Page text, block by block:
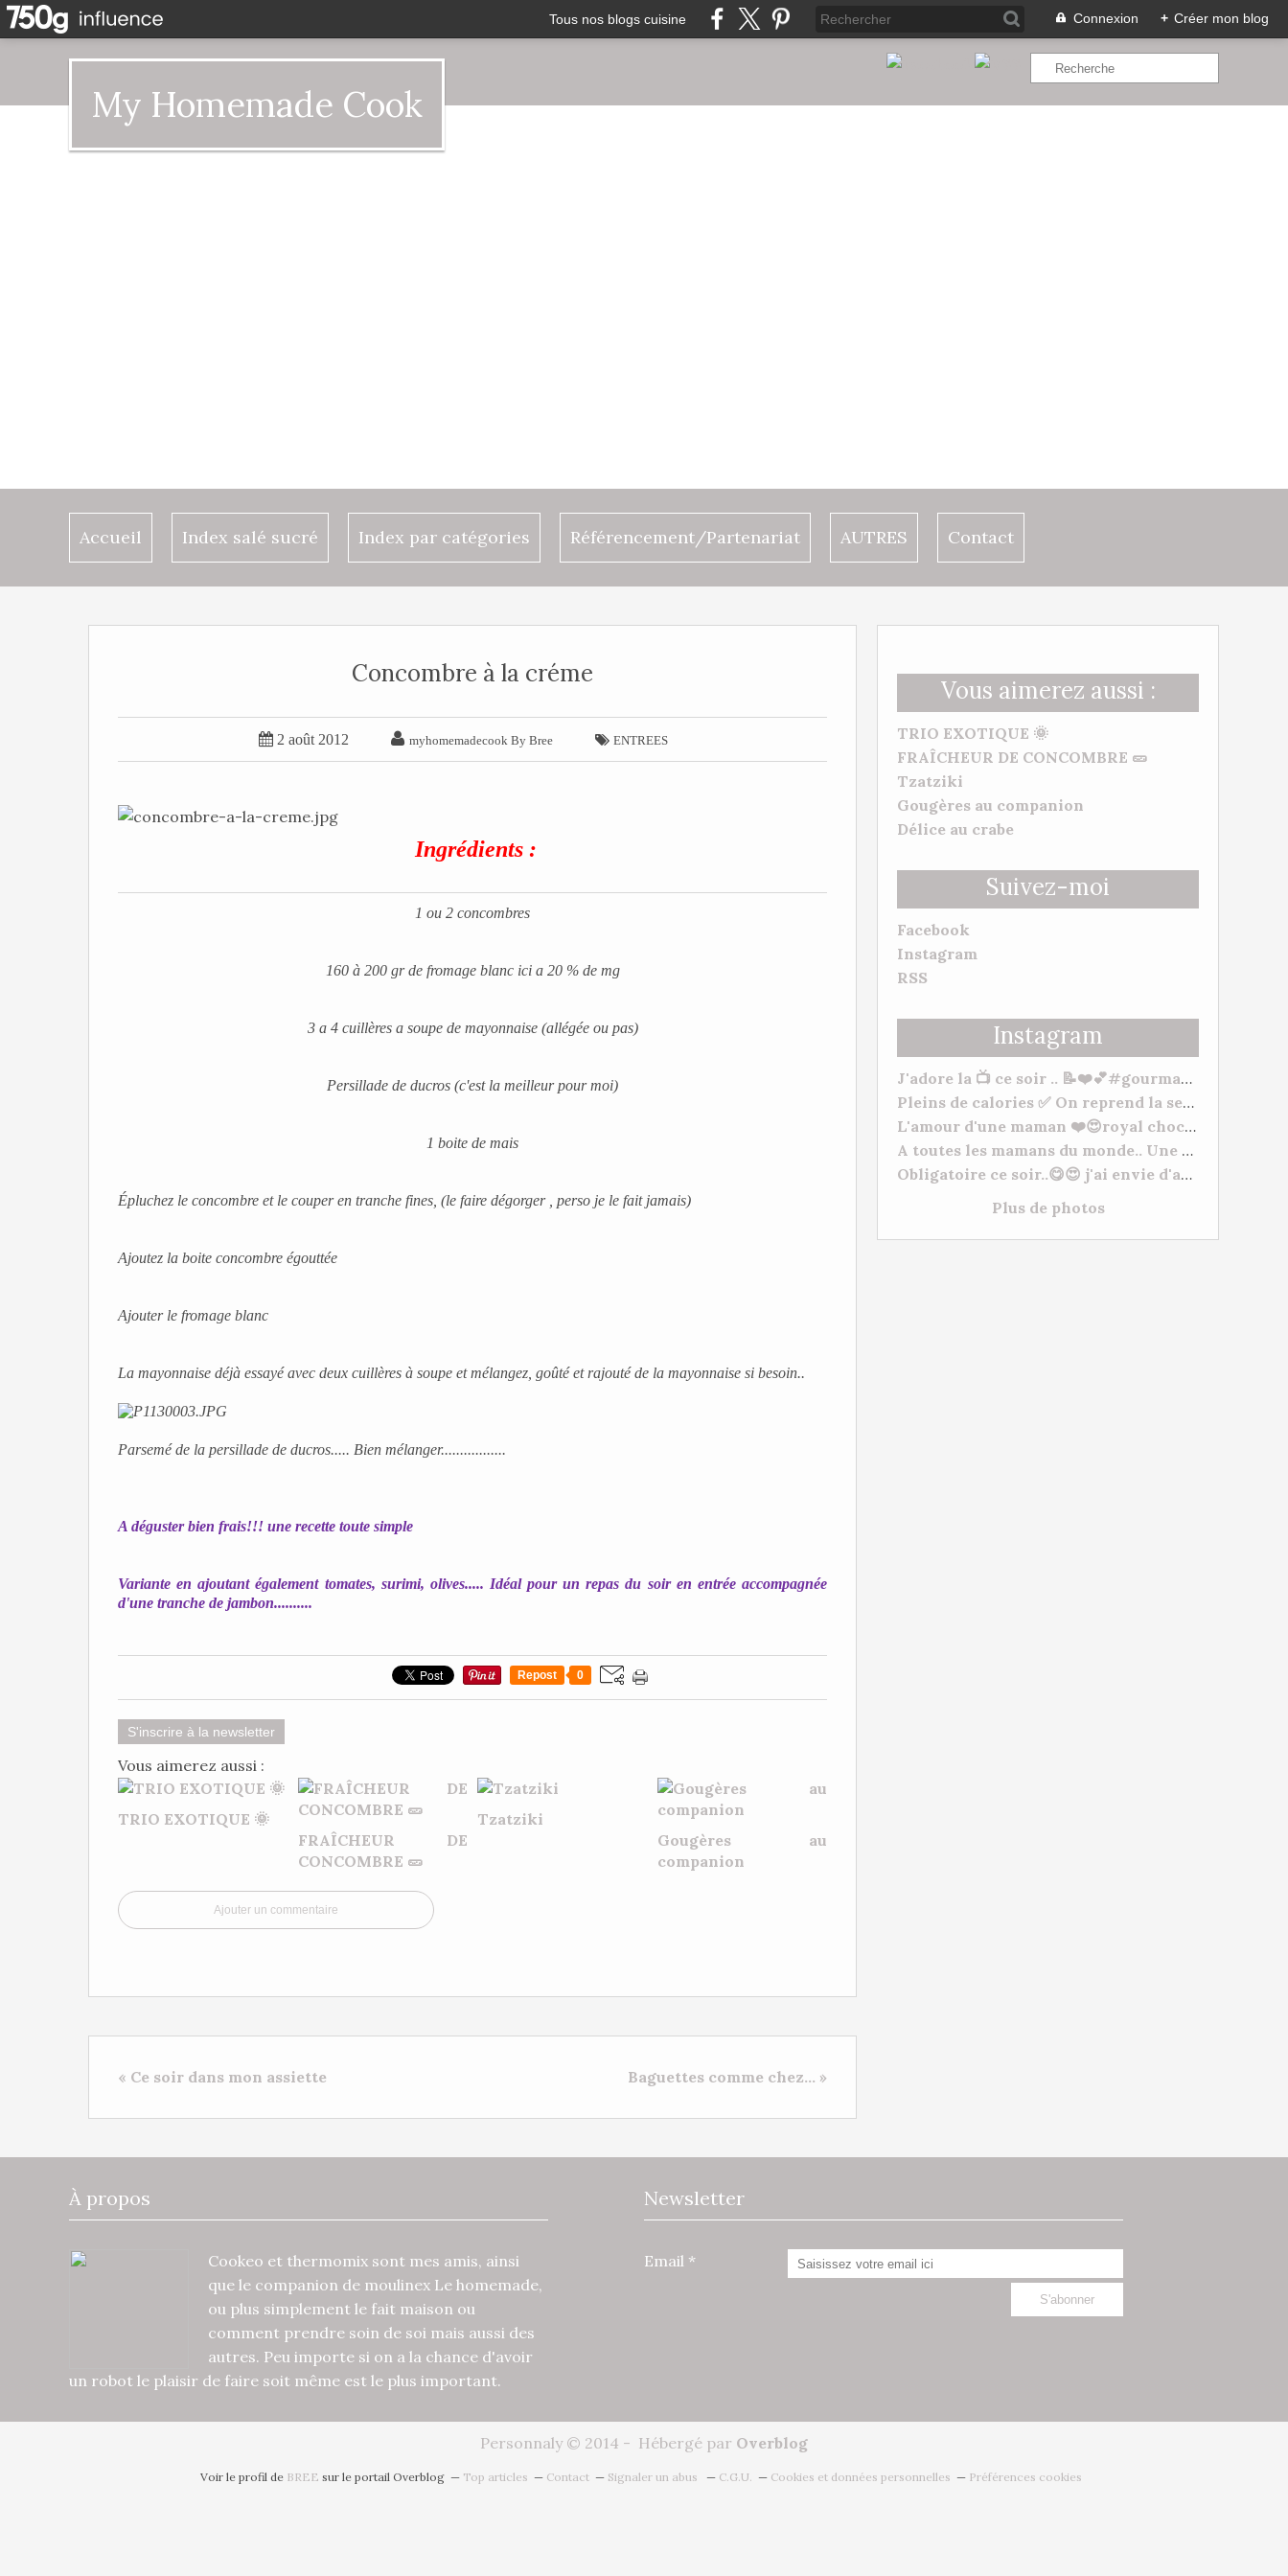
Tous nos blogs cuisine Connexion + Créer mon blog
My Homemade Cook
Accueil Index salé sucré Index par catégories Référencement/Partenariat AUTRES Contact
Vous aimerez aussi :
TRIO EXOTIQUE 🌞
FRAÎCHEUR DE CONCOMBRE 🥒
Tzatziki
Gougères au companion
Délice au crabe
Suivez-moi
Facebook
Instagram
RSS
Instagram
J'adore la 📺 ce soir .. 📝❤️💕#gourmandise #myhomemadecook #meilleurspatissiers
Pleins de calories ✅ On reprend la semaine 🥒. Bonne soirée et bonne semaine à tous. 😋❤️ #behappy #famille #gourmandise #yummy #tm31 #tm5 #gourmandise
L'amour d'une maman ❤️😍royal chocolat ( mangue/framboises) "De l'amour, de l'amour, de l'amour 💕" à mes deux petits chats Morgane Et Hugo. --- #patisserie #fetedesmeres #homemadefood #chocolat #lovecooking #cookingtime #yummy #tm31 #thermomixfrance #bestofthermomix #thermomixrecipes #thermomixtm5
A toutes les mamans du monde.. Une très bonne fête, plein de gros bisous à vous toutes. ❤️😍❤️ #fetesdesmeres #amour
Obligatoire ce soir..😋😍 j'ai envie d'acheter du matériel de Pâtisserie lol normal ???? #cuisineshop #meilleurspatissiers #patisserie
Plus de photos
Concombre à la créme
 2 août 2012  myhomemadecook By Bree  ENTREES
Ingrédients :
1 ou 2 concombres
160 à 200 gr de fromage blanc ici a 20 % de mg
3 a 4 cuillères a soupe de mayonnaise (allégée ou pas)
Persillade de ducros (c'est la meilleur pour moi)
1 boite de mais
Épluchez le concombre et le couper en tranche fines, (le faire dégorger , perso je le fait jamais)
Ajoutez la boite concombre égouttée
Ajouter le fromage blanc
La mayonnaise déjà essayé avec deux cuillères à soupe et mélangez, goûté et rajouté de la mayonnaise si besoin..
Parsemé de la persillade de ducros..... Bien mélanger.................
A déguster bien frais!!! une recette toute simple
Variante en ajoutant également tomates, surimi, olives..... Idéal pour un repas du soir en entrée accompagnée
d'une tranche de jambon..........
Repost 0
S'inscrire à la newsletter
Vous aimerez aussi :
TRIO EXOTIQUE 🌞
FRAÎCHEUR DE
CONCOMBRE 🥒
Tzatziki
Gougères au
companion
Ajouter un commentaire
« Ce soir dans mon assiette Baguettes comme chez... »
À propos
Cookeo et thermomix sont mes amis, ainsi
que le companion de moulinex Le homemade,
ou plus simplement le fait maison ou
comment prendre soin de soi mais aussi des
autres. Peu importe si on a la chance d'avoir
un robot le plaisir de faire soit même est le plus important.
Newsletter
Email
Personnaly © 2014 - Hébergé par Overblog
Voir le profil de BREE sur le portail Overblog Top articles Contact Signaler un abus C.G.U. Cookies et données personnelles Préférences cookies